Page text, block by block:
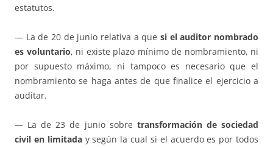
estatutos.
— La de 20 de junio relativa a que si el auditor nombrado
es voluntario, ni existe plazo mínimo de nombramiento, ni
por supuesto máximo, ni tampoco es necesario que el
nombramiento se haga antes de que finalice el ejercicio a
auditar.
— La de 23 de junio sobre transformación de sociedad
civil en limitaday según la cual si el acuerdo es por todos